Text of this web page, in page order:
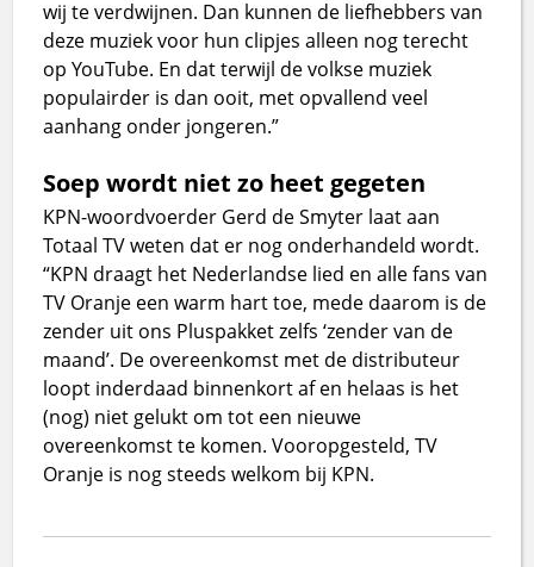
wij te verdwijnen. Dan kunnen de liefhebbers van
deze muziek voor hun clipjes alleen nog terecht
op YouTube. En dat terwijl de volkse muziek
populairder is dan ooit, met opvallend veel
aanhang onder jongeren.”
Soep wordt niet zo heet gegeten
KPN-woordvoerder Gerd de Smyter laat aan
Totaal TV weten dat er nog onderhandeld wordt.
“KPN draagt het Nederlandse lied en alle fans van
TV Oranje een warm hart toe, mede daarom is de
zender uit ons Pluspakket zelfs ‘zender van de
maand’. De overeenkomst met de distributeur
loopt inderdaad binnenkort af en helaas is het
(nog) niet gelukt om tot een nieuwe
overeenkomst te komen. Vooropgesteld, TV
Oranje is nog steeds welkom bij KPN.